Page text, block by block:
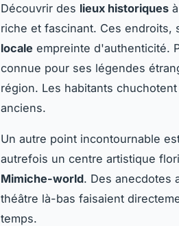
Découvrir des lieux historiques
riche et fascinant. Ces endroits,
locale empreinte d'authenticité.
connue pour ses légendes
région. Les habitants
anciens.
Un autre point incontournable
autrefois un centre artistique
Mimiche-world. Des anecdotes
théâtre là-bas faisaient
temps.